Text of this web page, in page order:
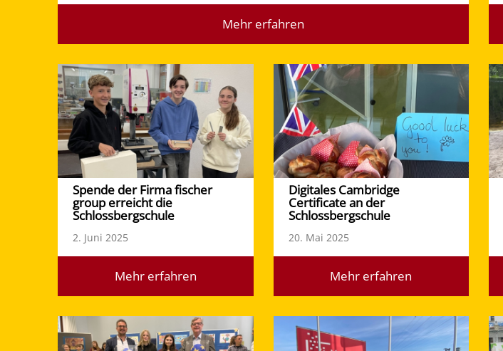
Mehr erfahren
Spende der Firma fischer
group erreicht die
Schlossbergschule
2. Juni 2025
Mehr erfahren
Digitales Cambridge
Certificate an der
Schlossbergschule
20. Mai 2025
Mehr erfahren